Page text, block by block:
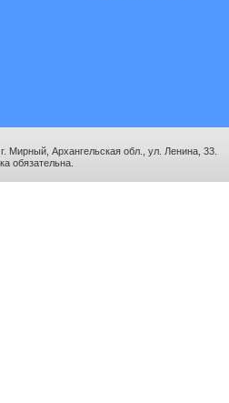
Мирный, Архангельская обл., ул. Ленина, 33.
обязательна.